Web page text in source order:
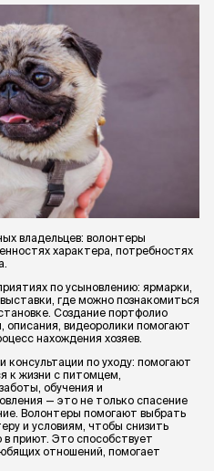
владельцев: волонтеры
характера, потребностях
по усыновлению: ярмарки,
где можно познакомиться
Создание портфолио
видеоролики помогают
нахождения хозяев.
консультации по уходу: помогают
к жизни с питомцем,
обучения и
— это не только спасение
Волонтеры помогают выбрать
и условиям, чтобы снизить
в приют. Это способствует
отношений, помогает